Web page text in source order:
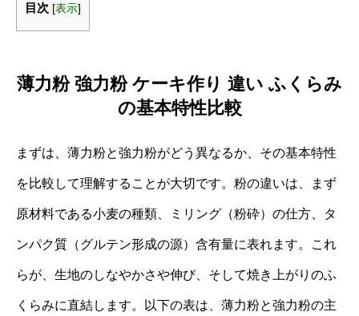
目次 [表示]
薄力粉 強力粉 ケーキ作り 違い ふくらみ
の基本特性比較
まずは、薄力粉と強力粉がどう異なるか、その基本特性
を比較して理解することが大切です。粉の違いは、まず
原材料である小麦の種類、ミリング（粉砕）の仕方、タ
ンパク質（グルテン形成の源）含有量に表れます。これ
らが、生地のしなやかさや伸び、そして焼き上がりのふ
くらみに直結します。以下の表は、薄力粉と強力粉の主